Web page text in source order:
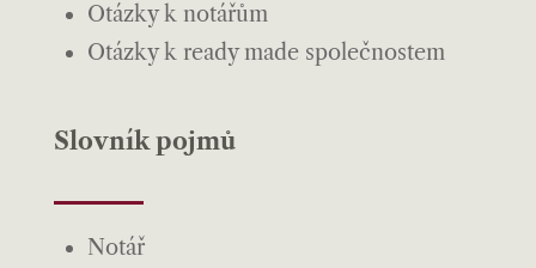
Otázky k notářům
Otázky k ready made společnostem
Slovník pojmů
Notář